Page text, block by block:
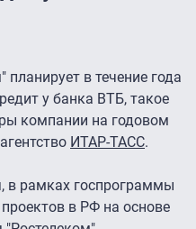
в течение года
у банка ВТБ, такое
компании на годовом
ИТАР-ТАСС.
в рамках госпрограммы
в РФ на основе